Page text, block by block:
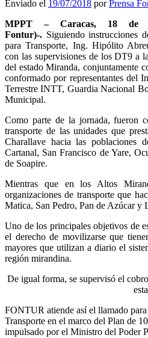
Enviado el 19/07/2018 porPrensa
MPPT – Caracas, 18 de
Fontur)-. Siguiendo instrucciones
para Transporte, Ing. Hipólito
con las supervisiones de los DT9 a
del estado Miranda, conjuntamente
conformado por representantes del
Terrestre INTT, Guardia Nacional
Municipal.
Como parte de la jornada, fueron
transporte de las unidades que
Charallave hacia las poblaciones
Cartanal, San Francisco de Yare,
de Soapire.
Mientras que en los Altos
organizaciones de transporte que
Matica, San Pedro, Pan de Azúcar y
Uno de los principales objetivos de
el derecho de movilizarse que
mayores que utilizan a diario el
región mirandina.
De igual forma, se supervisó el
FONTUR atiende así el llamado
Transporte en el marco del Plan de
impulsado por el Ministro del Poder